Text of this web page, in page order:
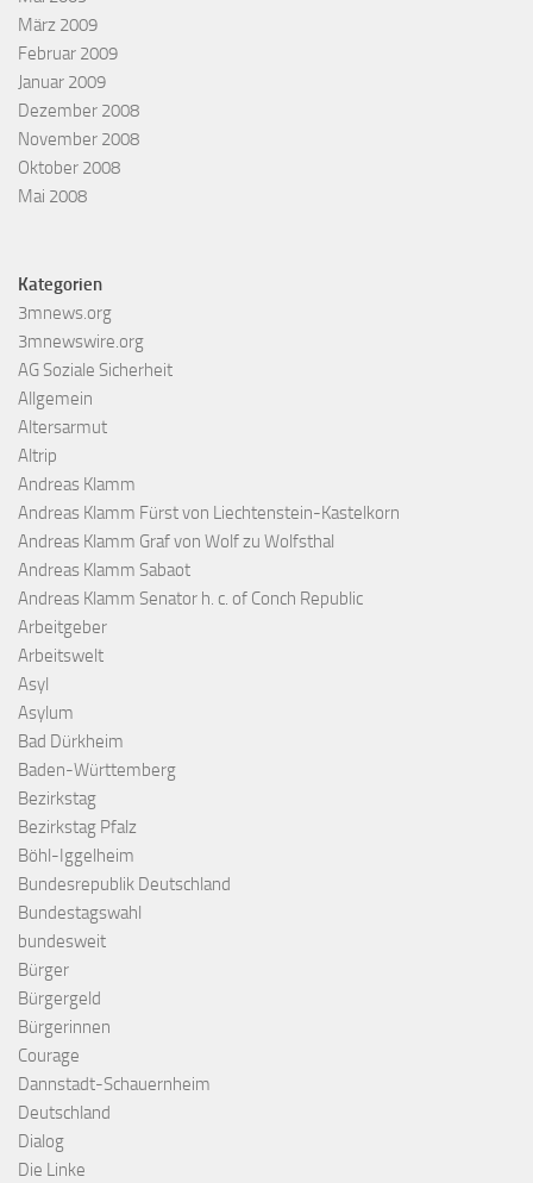
März 2009
Februar 2009
Januar 2009
Dezember 2008
November 2008
Oktober 2008
Mai 2008
Kategorien
3mnews.org
3mnewswire.org
AG Soziale Sicherheit
Allgemein
Altersarmut
Altrip
Andreas Klamm
Andreas Klamm Fürst von Liechtenstein-Kastelkorn
Andreas Klamm Graf von Wolf zu Wolfsthal
Andreas Klamm Sabaot
Andreas Klamm Senator h. c. of Conch Republic
Arbeitgeber
Arbeitswelt
Asyl
Asylum
Bad Dürkheim
Baden-Württemberg
Bezirkstag
Bezirkstag Pfalz
Böhl-Iggelheim
Bundesrepublik Deutschland
Bundestagswahl
bundesweit
Bürger
Bürgergeld
Bürgerinnen
Courage
Dannstadt-Schauernheim
Deutschland
Dialog
Die Linke